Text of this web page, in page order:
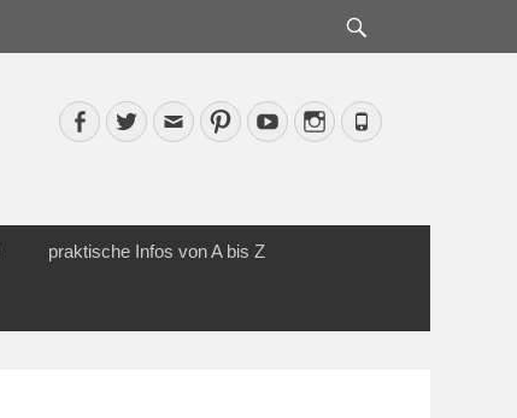
Facebook
TwitterEmailPinterestYouTubeInstagram
Phone
praktische Infos von A bis Z